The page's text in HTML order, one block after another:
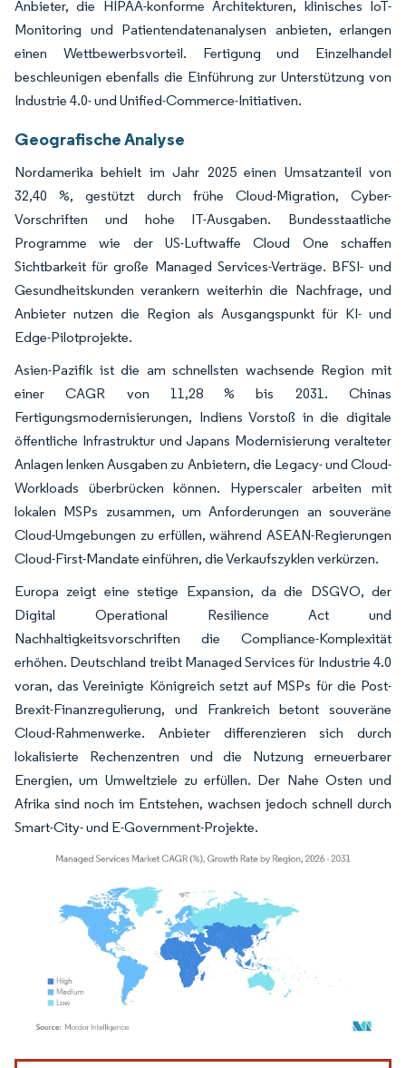
Anbieter, die HIPAA-konforme Architekturen, klinisches IoT-
Monitoring und Patientendatenanalysen anbieten, erlangen
einen Wettbewerbsvorteil. Fertigung und Einzelhandel
beschleunigen ebenfalls die Einführung zur Unterstützung von
Industrie 4.0- und Unified-Commerce-Initiativen.
Geografische Analyse
Nordamerika behielt im Jahr 2025 einen Umsatzanteil von
32,40 %, gestützt durch frühe Cloud-Migration, Cyber-
Vorschriften und hohe IT-Ausgaben. Bundesstaatliche
Programme wie der US-Luftwaffe Cloud One schaffen
Sichtbarkeit für große Managed Services-Verträge. BFSI- und
Gesundheitskunden verankern weiterhin die Nachfrage, und
Anbieter nutzen die Region als Ausgangspunkt für KI- und
Edge-Pilotprojekte.
Asien-Pazifik ist die am schnellsten wachsende Region mit
einer CAGR von 11,28 % bis 2031. Chinas
Fertigungsmodernisierungen, Indiens Vorstoß in die digitale
öffentliche Infrastruktur und Japans Modernisierung veralteter
Anlagen lenken Ausgaben zu Anbietern, die Legacy- und Cloud-
Workloads überbrücken können. Hyperscaler arbeiten mit
lokalen MSPs zusammen, um Anforderungen an souveräne
Cloud-Umgebungen zu erfüllen, während ASEAN-Regierungen
Cloud-First-Mandate einführen, die Verkaufszyklen verkürzen.
Europa zeigt eine stetige Expansion, da die DSGVO, der
Digital Operational Resilience Act und
Nachhaltigkeitsvorschriften die Compliance-Komplexität
erhöhen. Deutschland treibt Managed Services für Industrie 4.0
voran, das Vereinigte Königreich setzt auf MSPs für die Post-
Brexit-Finanzregulierung, und Frankreich betont souveräne
Cloud-Rahmenwerke. Anbieter differenzieren sich durch
lokalisierte Rechenzentren und die Nutzung erneuerbarer
Energien, um Umweltziele zu erfüllen. Der Nahe Osten und
Afrika sind noch im Entstehen, wachsen jedoch schnell durch
Smart-City- und E-Government-Projekte.
Bild © Mordor Intelligence. Wiederverwendung erfordert Namensnennung gemäß